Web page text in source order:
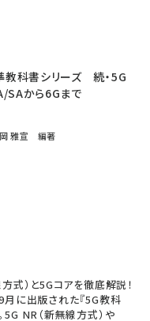
教科書シリーズ 続・5G
から6Gまで
雅宣 編著
式）と5Gコアを徹底解説！
に出版された『5G教科
5G NR（新無線方式）や